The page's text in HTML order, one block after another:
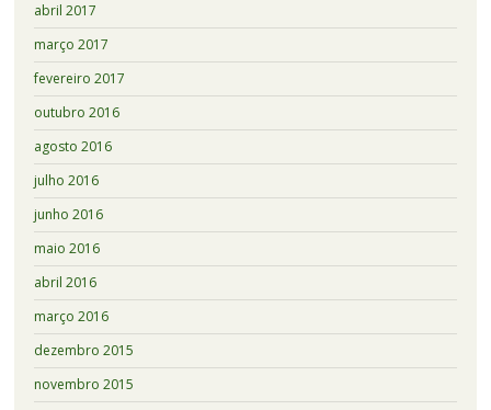
abril 2017
março 2017
fevereiro 2017
outubro 2016
agosto 2016
julho 2016
junho 2016
maio 2016
abril 2016
março 2016
dezembro 2015
novembro 2015